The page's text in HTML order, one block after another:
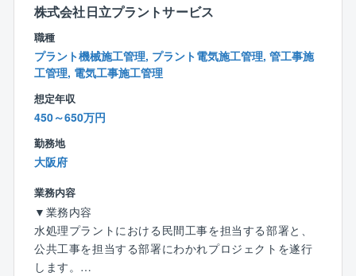
■働き方：
長期出張は基本的に発生致しません。また、現場規模
にもよりますが、現場へは基本直行直帰となり、休日
出勤が発生した場合でも振替休日の取得が可能です。
■教育制度：
り、何よりも相談しやすい人間関係があります。社内
間の風通しも非常によく、コミュニケーションも活発
な為、いつでも質問できる環境が整っている点も大き
な特徴です。
【仕事のポイント】
■大きな裁量が委ねられます。
株式会社日立プラントサービス
職種
プラント機械施工管理, プラント電気施工管理, 管工事施
工管理, 電気工事施工管理
想定年収
450～650万円
勤務地
大阪府
業務内容
▼業務内容
水処理プラントにおける民間工事を担当する部署と、
公共工事を担当する部署にわかれプロジェクトを遂行
します。